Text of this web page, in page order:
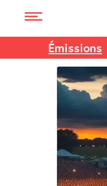
Émissions